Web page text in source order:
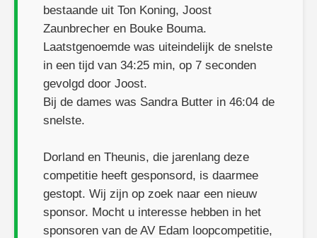
bestaande uit Ton Koning, Joost
Zaunbrecher en Bouke Bouma.
Laatstgenoemde was uiteindelijk de snelste
in een tijd van 34:25 min, op 7 seconden
gevolgd door Joost.
Bij de dames was Sandra Butter in 46:04 de
snelste.
Dorland en Theunis, die jarenlang deze
competitie heeft gesponsord, is daarmee
gestopt. Wij zijn op zoek naar een nieuw
sponsor. Mocht u interesse hebben in het
sponsoren van de AV Edam loopcompetitie,